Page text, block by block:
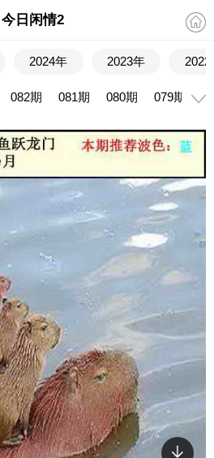
今日闲情2
2024年 2023年 2022
082期 081期 080期 079期